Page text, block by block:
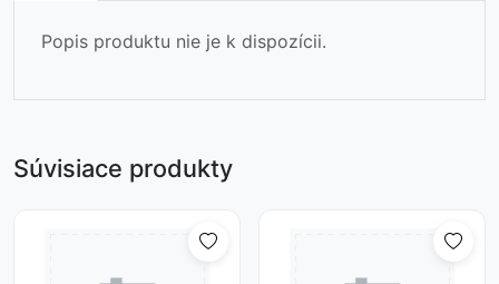
Popis produktu nie je k dispozícii.
Súvisiace produkty